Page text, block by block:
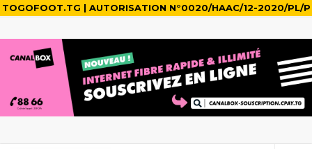
TOGOFOOT.TG | AUTORISATION N°0020/HAAC/12-2020/PL/P